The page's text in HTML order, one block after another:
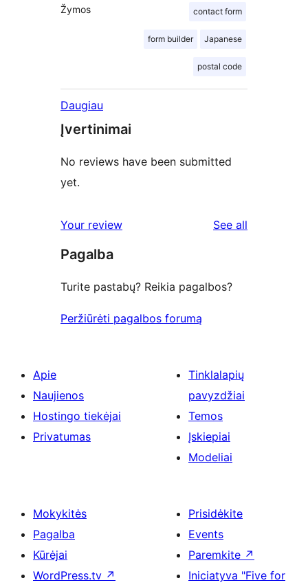
Žymos contact form
form builder Japanese
postal code
Daugiau
Įvertinimai
No reviews have been submitted
yet.
Your review See all
Pagalba
Turite pastabų? Reikia pagalbos?
Peržiūrėti pagalbos forumą
Apie
Naujienos
Hostingo tiekėjai
Privatumas
Tinklalapių
pavyzdžiai
Temos
Įskiepiai
Modeliai
Mokykitės
Pagalba
Kūrėjai
WordPress.tv ↗
Prisidėkite
Events
Paremkite ↗
Iniciatyva "Five for